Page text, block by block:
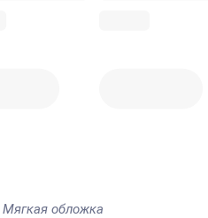
Мягкая обложка